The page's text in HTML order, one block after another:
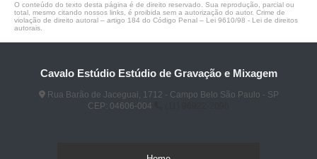
O conteúdo do texto desta página é de direito reservado. Sua reprodução, parcial ou
total, mesmo citando nossos links, é proibida sem a autorização do autor. Crime de
violação de direito autoral – artigo 184 do Código Penal – Lei 9610/98 - Lei de direitos
autorais
Cavalo Estúdio Estúdio de Gravação e Mixagem
Rua Barão de Jaceguai, 1712 - Campo Belo São Paulo - SP
CEP: 04606-004